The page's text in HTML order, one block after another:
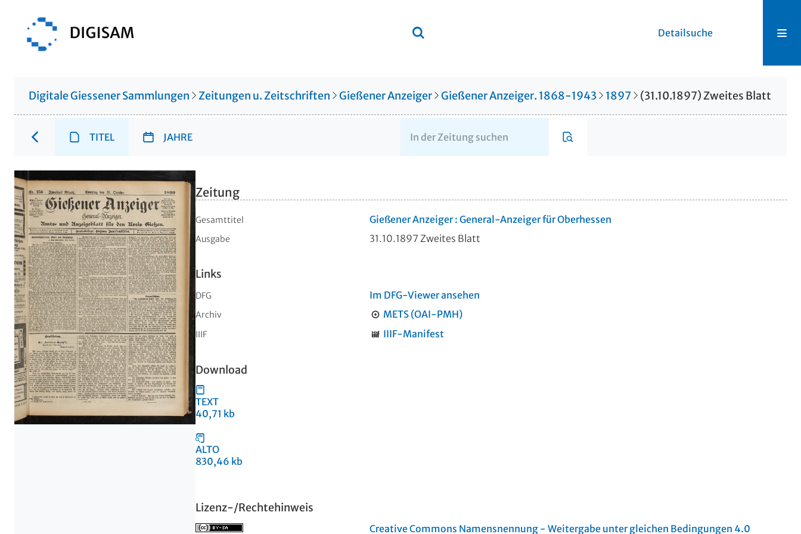
Detailsuche
Digitale Giessener Sammlungen Zeitungen u. Zeitschriften Gießener Anzeiger Gießener Anzeiger. 1868-1943 1897 (31.10.1897) Zweites Blatt
TITEL JAHRE
Zeitung
Gesamttitel Gießener Anzeiger : General-Anzeiger für Oberhessen
Ausgabe 31.10.1897 Zweites Blatt
Links
DFG Im DFG-Viewer ansehen
Archiv METS (OAI-PMH)
IIIF IIIF-Manifest
Download
TEXT
40,71 kb
ALTO
830,46 kb
Lizenz-/Rechtehinweis
Creative Commons Namensnennung - Weitergabe unter gleichen Bedingungen 4.0